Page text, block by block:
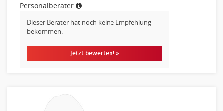
Personalberater
Dieser Berater hat noch keine Empfehlung
bekommen.
Jetzt bewerten! »